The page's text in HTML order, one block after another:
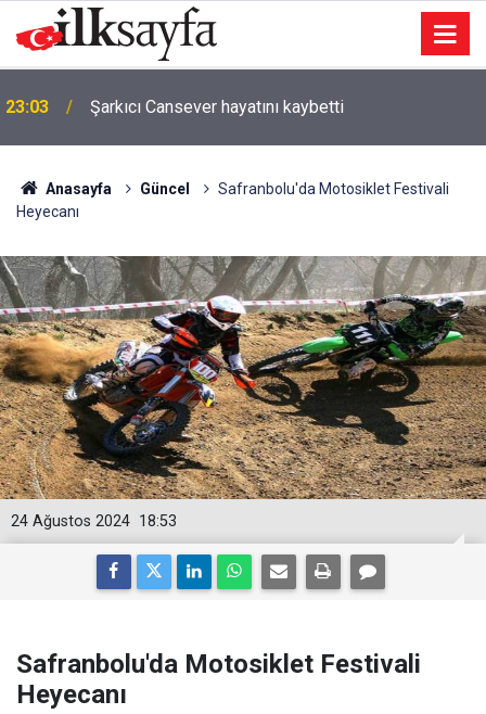
23:03 Şarkıcı Cansever hayatını kaybetti
Anasayfa Güncel
Safranbolu'da Motosiklet Festivali
Heyecanı
18:53
24 Ağustos 2024
Safranbolu'da Motosiklet Festivali
Heyecanı